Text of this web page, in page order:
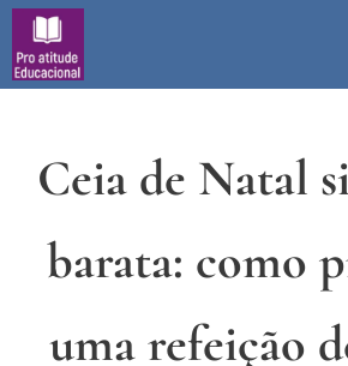
Ceia de Natal
barata: como
uma refeição